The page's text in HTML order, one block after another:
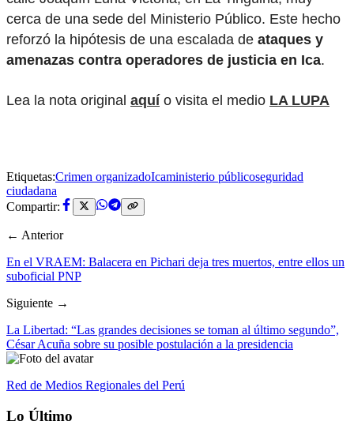
cerca de una sede del Ministerio Público. Este hecho
reforzó la hipótesis de una escalada de ataques y
amenazas contra operadores de justicia en Ica.
Lea la nota original aquío visita el medio LA LUPA
Etiquetas:Crimen organizadoIcaministerio públicoseguridad
ciudadana
Compartir:
← Anterior
En el VRAEM: Balacera en Pichari deja tres muertos, entre ellos un
suboficial PNP
Siguiente →
La Libertad: “Las grandes decisiones se toman al último segundo”,
César Acuña sobre su posible postulación a la presidencia
Red de Medios Regionales del Perú
Lo Último